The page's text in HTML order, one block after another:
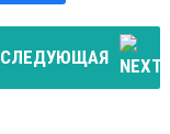
СЛЕДУЮЩАЯ